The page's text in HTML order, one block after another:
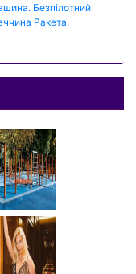
Безпілотний
Ракета.